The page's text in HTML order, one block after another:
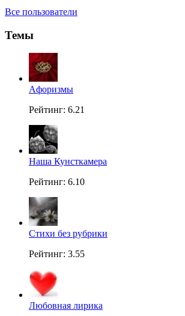
Все пользователи
Темы
Aфоризмы
Рейтинг: 6.21
Наша Кунсткамера
Рейтинг: 6.10
Стихи без рубрики
Рейтинг: 3.55
Любовная лирика